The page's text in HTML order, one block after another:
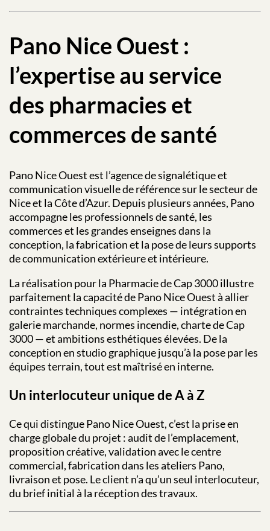
Pano Nice Ouest :
l’expertise au service
des pharmacies et
commerces de santé
Pano Nice Ouest est l’agence de signalétique et
communication visuelle de référence sur le secteur de
Nice et la Côte d’Azur. Depuis plusieurs années, Pano
accompagne les professionnels de santé, les
commerces et les grandes enseignes dans la
conception, la fabrication et la pose de leurs supports
de communication extérieure et intérieure.
La réalisation pour la Pharmacie de Cap 3000 illustre
parfaitement la capacité de Pano Nice Ouest à allier
contraintes techniques complexes — intégration en
galerie marchande, normes incendie, charte de Cap
3000 — et ambitions esthétiques élevées. De la
conception en studio graphique jusqu’à la pose par les
équipes terrain, tout est maîtrisé en interne.
Un interlocuteur unique de A à Z
Ce qui distingue Pano Nice Ouest, c’est la prise en
charge globale du projet : audit de l’emplacement,
proposition créative, validation avec le centre
commercial, fabrication dans les ateliers Pano,
livraison et pose. Le client n’a qu’un seul interlocuteur,
du brief initial à la réception des travaux.